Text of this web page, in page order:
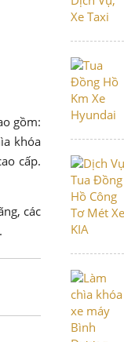
gồm:
khóa
cấp.
các